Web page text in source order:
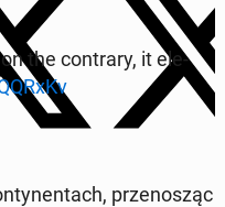
on the con­trary, it el­e­
przenosząc